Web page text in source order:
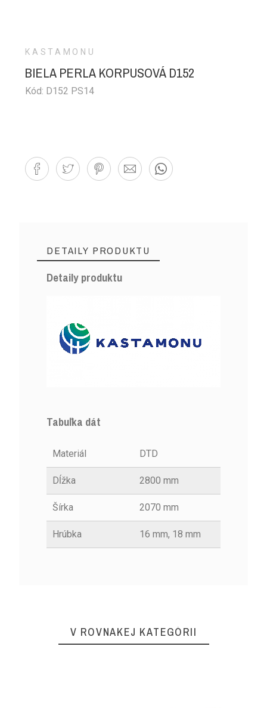
KASTAMONU
BIELA PERLA KORPUSOVÁ D152
Kód: D152 PS14
DETAILY PRODUKTU
Detaily produktu
Tabuľka dát
Materiál DTD
Dĺžka 2800 mm
Šírka 2070 mm
Hrúbka 16 mm, 18 mm
V ROVNAKEJ KATEGÓRII